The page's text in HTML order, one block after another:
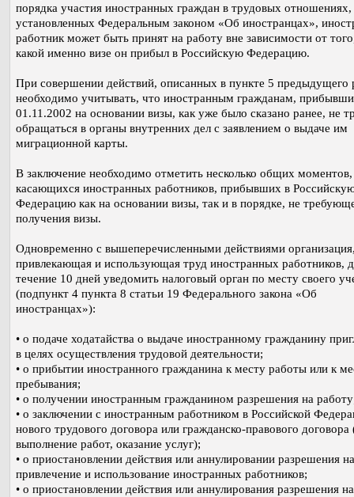
порядка участия иностранных граждан в трудовых отношениях,
установленных Федеральным законом «Об иностранцах»,
работник может быть принят на работу вне зависимости от
какой именно визе он прибыл в Российскую Федерацию.
При совершении действий, описанных в пункте 5 предыдущего
необходимо учитывать, что иностранным гражданам,
01.11.2002 на основании визы, как уже было сказано ранее, не
обращаться в органы внутренних дел с заявлением о выдаче им
миграционной карты.
В заключение необходимо отметить несколько общих моментов,
касающихся иностранных работников, прибывших в
Федерацию как на основании визы, так и в порядке, не
получения визы.
Одновременно с вышеперечисленными действиями
привлекающая и использующая труд иностранных работников,
течение 10 дней уведомить налоговый орган по месту своего
(подпункт 4 пункта 8 статьи 19 Федерального закона «Об
иностранцах»):
• о подаче ходатайства о выдаче иностранному гражданину
в целях осуществления трудовой деятельности;
• о прибытии иностранного гражданина к месту работы или к
пребывания;
• о получении иностранным гражданином разрешения на
• о заключении с иностранным работником в Российской
нового трудового договора или гражданско-правового договора
выполнение работ, оказание услуг);
• о приостановлении действия или аннулировании разрешения на
привлечение и использование иностранных работников;
• о приостановлении действия или аннулирования разрешения